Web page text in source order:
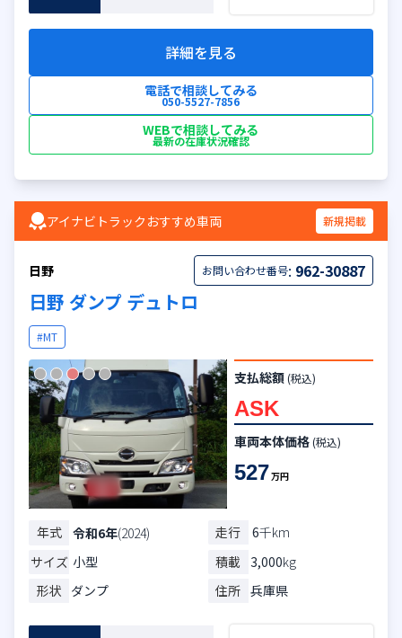
詳細を見る
電話で相談してみる
050-5527-7856
WEBで相談してみる
最新の在庫状況確認
アイナビトラックおすすめ車両 新規掲載
日野 お問い合わせ番号: 962-30887
日野 ダンプ デュトロ
#MT
支払総額 (税込)
ASK
車両本体価格 (税込)
527万円
年式 令和6年(2024) 走行 6千km
サイズ 小型 積載 3,000kg
形状 ダンプ 住所 兵庫県